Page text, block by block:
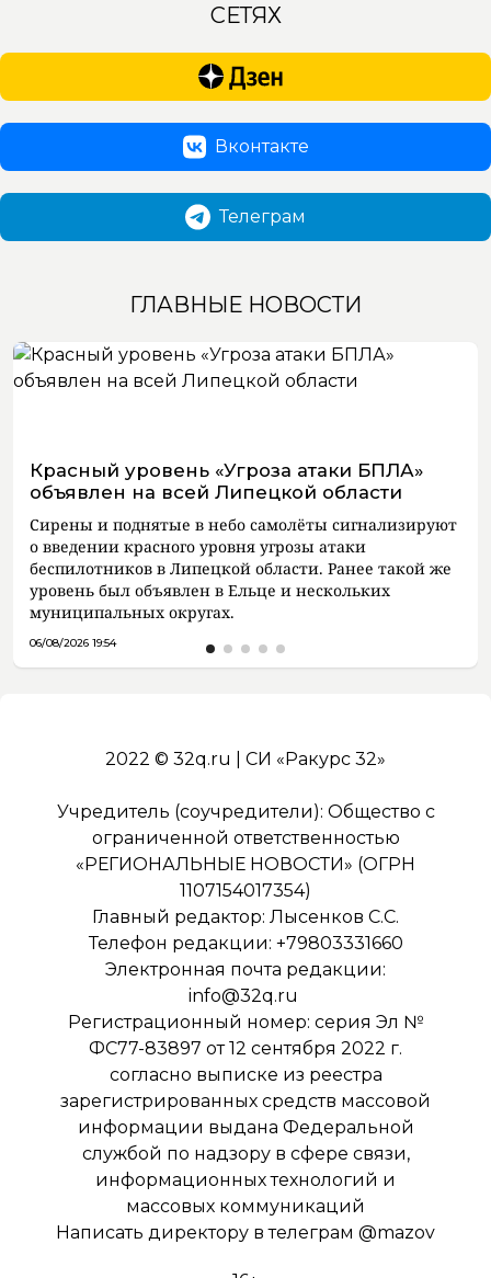
СЕТЯХ
Вконтакте
Телеграм
ГЛАВНЫЕ НОВОСТИ
Красный уровень «Угроза атаки БПЛА»
объявлен на всей Липецкой области
Сирены и поднятые в небо самолёты сигнализируют
о введении красного уровня угрозы атаки
беспилотников в Липецкой области. Ранее такой же
уровень был объявлен в Ельце и нескольких
муниципальных округах.
06/08/2026 19:54
2022 © 32q.ru | СИ «Ракурс 32»
Учредитель (соучредители): Общество с
ограниченной ответственностью
«РЕГИОНАЛЬНЫЕ НОВОСТИ» (ОГРН
1107154017354)
Главный редактор: Лысенков С.С.
Телефон редакции: +79803331660
Электронная почта редакции:
info@32q.ru
Регистрационный номер: серия Эл №
ФС77-83897 от 12 сентября 2022 г.
согласно выписке из реестра
зарегистрированных средств массовой
информации выдана Федеральной
службой по надзору в сфере связи,
информационных технологий и
массовых коммуникаций
Написать директору в телеграм @mazov